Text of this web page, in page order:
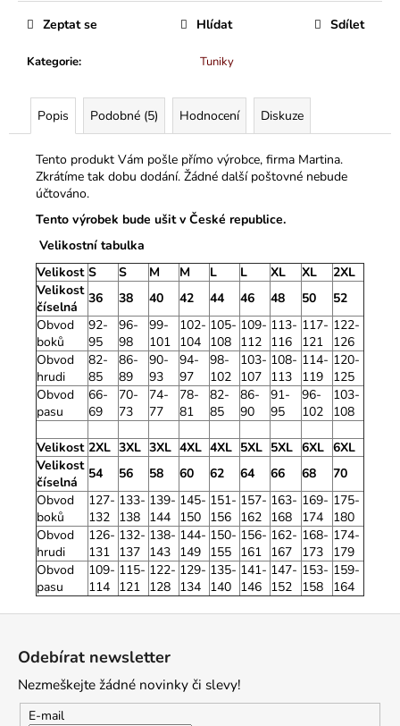
Kategorie: Tuniky
Zeptat se Hlídat Sdílet
Popis Podobné (5) Hodnocení Diskuze
Tento produkt Vám pošle přímo výrobce, firma Martina.
Zkrátíme tak dobu dodání. Žádné další poštovné nebude
účtováno.
Tento výrobek bude ušit v České republice.
Velikostní tabulka
Velikost S S M M L L XL XL
2XL
Velikost
číselná
36 38 40 42 44 46 48 50
52
Obvod
boků
92-
95
96-
98
99-
101
102-
104
105-
108
109-
112
113-
116
117-
121
122-
126
Obvod
hrudi
82-
85
86-
89
90-
93
94-
97
98-
102
103-
107
108-
113
114-
119
120-
125
Obvod
pasu
66-
69
70-
73
74-
77
78-
81
82-
85
86-
90
91-
95
96-
102
103-
108
Velikost 2XL 3XL 3XL 4XL 4XL 5XL 5XL 6XL 6XL
Velikost
číselná
54 56 58 60 62 64 66 68
70
Obvod
boků
127-
132
133-
138
139-
144
145-
150
151-
156
157-
162
163-
168
169-
174
175-
180
Obvod
hrudi
126-
131
132-
137
138-
143
144-
149
150-
155
156-
161
162-
167
168-
173
174-
179
Obvod
pasu
109-
114
115-
121
122-
128
129-
134
135-
140
141-
146
147-
152
153-
158
159-
164
Odebírat newsletter
Nezmeškejte žádné novinky či slevy!
E-mail